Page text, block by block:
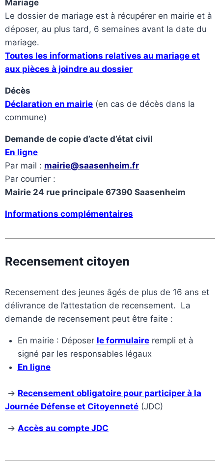
Mariage
Le dossier de mariage est à récupérer en mairie et à
déposer, au plus tard, 6 semaines avant la date du
mariage.
Toutes les informations relatives au mariage et
aux pièces à joindre au dossier
Décès
Déclaration en mairie (en cas de décès dans la
commune)
Demande de copie d’acte d’état civil
En ligne
Par mail : mairie@saasenheim.fr
Par courrier :
Mairie 24 rue principale 67390 Saasenheim
Informations complémentaires
Recensement citoyen
Recensement des jeunes âgés de plus de 16 ans et
délivrance de l’attestation de recensement. La
demande de recensement peut être faite :
En mairie : Déposer le formulairerempli et à
signé par les responsables légaux
En ligne
→ Recensement obligatoire pour participer à la
Journée Défense et Citoyenneté (JDC)
→ Accès au compte JDC